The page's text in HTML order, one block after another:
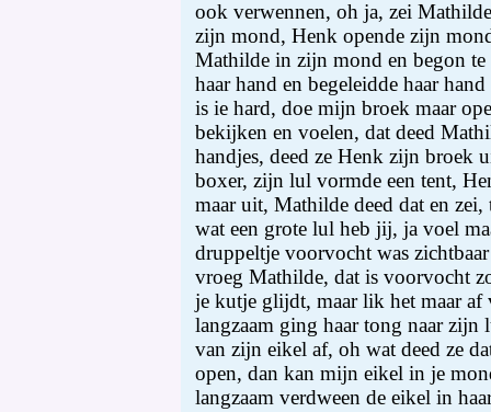
ook verwennen, oh ja, zei
zijn mond, Henk opende zijn
Mathilde in zijn mond en begon
haar hand en begeleidde haar
is ie hard, doe mijn broek maar
bekijken en voelen, dat deed
handjes, deed ze Henk zijn broek
boxer, zijn lul vormde een tent,
maar uit, Mathilde deed dat en
wat een grote lul heb jij, ja voel
druppeltje voorvocht was
vroeg Mathilde, dat is voorvocht
je kutje glijdt, maar lik het maar
langzaam ging haar tong naar
van zijn eikel af, oh wat deed ze
open, dan kan mijn eikel in je
langzaam verdween de eikel in